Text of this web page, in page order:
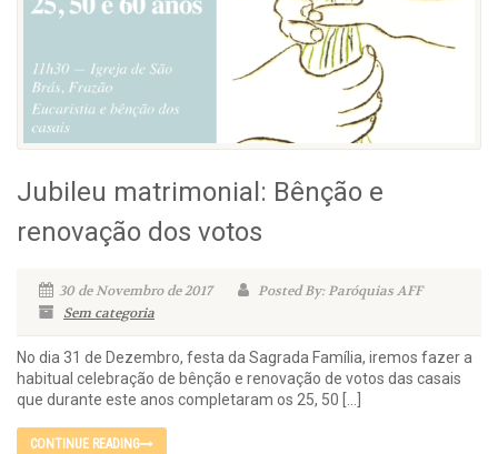
Jubileu matrimonial: Bênção e
renovação dos votos
30 de Novembro de 2017
Posted By: Paróquias AFF
Sem categoria
No dia 31 de Dezembro, festa da Sagrada Família, iremos fazer a
habitual celebração de bênção e renovação de votos das casais
que durante este anos completaram os 25, 50 […]
CONTINUE READING